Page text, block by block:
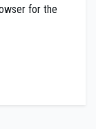
for the